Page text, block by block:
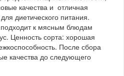
качества и отличная
диетического питания.
к мясным блюдам
Ценность сорта: хорошая
После сбора
качества до следующего